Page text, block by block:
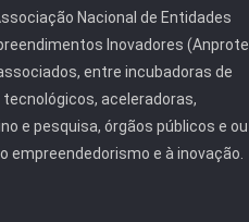
Nacional de Entidades
Inovadores
entre incubadoras de
aceleradoras,
e pesquisa, órgãos públicos e
empreendedorismo e à inovação.